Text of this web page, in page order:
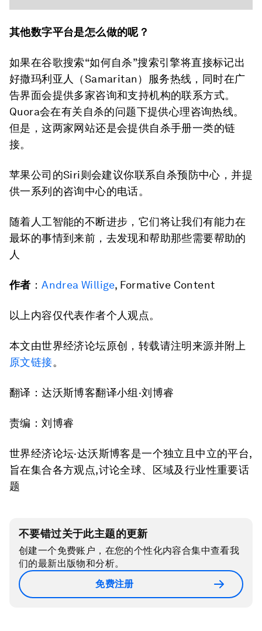
其他数字平台是怎么做的呢？
如果在谷歌搜索“如何自杀”搜索引擎将直接标记出
好撒玛利亚人（Samaritan）服务热线，同时在广
告界面会提供多家咨询和支持机构的联系方式。
Quora会在有关自杀的问题下提供心理咨询热线。
但是，这两家网站还是会提供自杀手册一类的链
接。
苹果公司的Siri则会建议你联系自杀预防中心，并提
供一系列的咨询中心的电话。
随着人工智能的不断进步，它们将让我们有能力在
最坏的事情到来前，去发现和帮助那些需要帮助的
人
作者 ：Andrea Willige, Formative Content
以上内容仅代表作者个人观点。
本文由世界经济论坛原创，转载请注明来源并附上
原文链接。
翻译：达沃斯博客翻译小组·刘博睿
责编：刘博睿
世界经济论坛·达沃斯博客是一个独立且中立的平台,
旨在集合各方观点,讨论全球、区域及行业性重要话
题
不要错过关于此主题的更新
创建一个免费账户，在您的个性化内容合集中查看我
们的最新出版物和分析。
免费注册